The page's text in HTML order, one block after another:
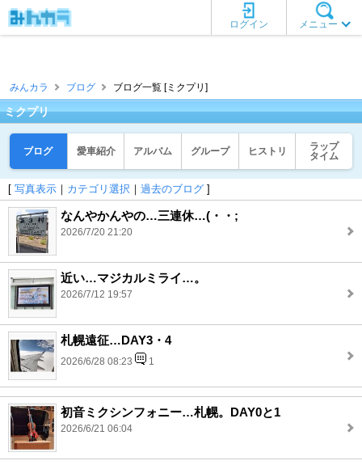
メニュー
ログイン
みんカラ ブログ ブログ一覧 [ミクプリ]
ミクプリ
ブログ 愛車紹介 アルバム グループ ヒストリ
ラップ
タイム
[ 写真表示 ｜ カテゴリ選択 ｜ 過去のブログ ]
なんやかんやの…三連休…(・・;
2026/7/20 21:20
近い…マジカルミライ…。
2026/7/12 19:57
札幌遠征…DAY3・4
2026/6/28 08:23 1
初音ミクシンフォニー…札幌。DAY0と1
2026/6/21 06:04